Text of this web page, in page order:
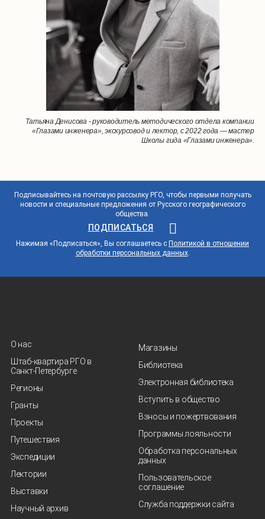
Татьяна Денисова - руководитель методического отдела компании
«Глазами инженера», экскурсовод и лектор, с 2022 года — мастер
Школы гида «Глазами инженера».
Подписывайтесь на почтовую рассылку РГО, чтобы первыми получать
новости и специальные предложения от Русского географического
общества.
ПОДПИСАТЬСЯ
Нажимая «Подписаться», Вы соглашаетесь с Политикой в отношении
обработки персональных данных.
О нас
Штаб-квартира РГО в
Санкт‑Петербурге
Регионы
Гранты
Проекты
Путешествия
Экспедиции
Лектории
Выставки
Научный архив
Магазины
Библиотека
Электронная библиотека
Вступить в общество
Взносы и пожертвования
Программы лояльности
Обработка персональных
данных
Пользовательское
соглашение
Служба поддержки сайта